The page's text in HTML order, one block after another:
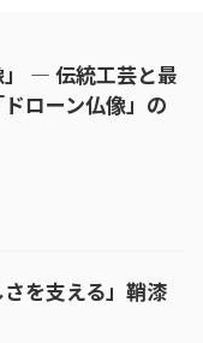
― 伝統工芸と最
ローン仏像」の
を支える」鞘漆